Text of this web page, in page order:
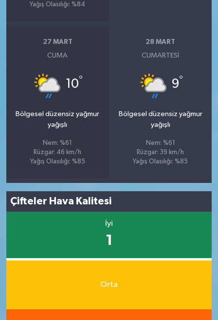
Yağış Olasılığı: %84
27 MART
CUMA
10°
Bölgesel düzensiz yağmur
yağışlı
Nem: %61
Rüzgar: 46 km/h
Yağış Olasılığı: %85
28 MART
CUMARTESI
9°
Bölgesel düzensiz yağmur
yağışlı
Nem: %61
Rüzgar: 39 km/h
Yağış Olasılığı: %85
Çifteler Hava Kalitesi
İyi
1
Orta